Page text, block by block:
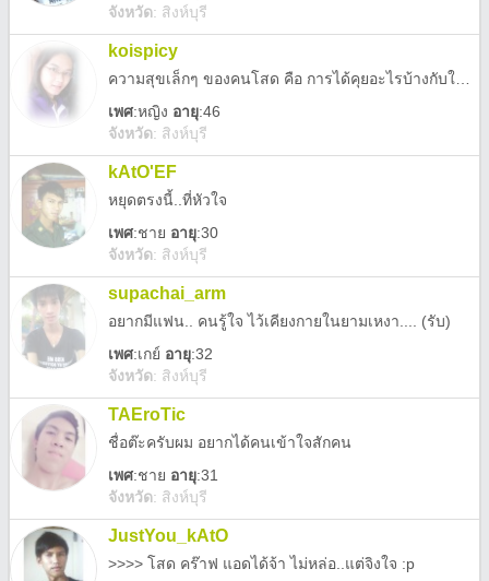
จังหวัด: สิงห์บุรี
koispicy
เพศ:หญิง อายุ:46
จังหวัด: สิงห์บุรี
kAtO'EF
หยุดตรงนี้..ที่หัวใจ
เพศ:ชาย อายุ:30
จังหวัด: สิงห์บุรี
supachai_arm
อยากมีแฟน.. คนรู้ใจ ไว้เคียงกายในยามเหงา.... (รับ)
เพศ:เกย์ อายุ:32
จังหวัด: สิงห์บุรี
TAEroTic
ชื่อต๊ะครับผม อยากได้คนเข้าใจสักคน
เพศ:ชาย อายุ:31
จังหวัด: สิงห์บุรี
JustYou_kAtO
>>>> โสด คร๊าฟ แอดได้จ้า ไม่หล่อ..แต่จิงใจ :p